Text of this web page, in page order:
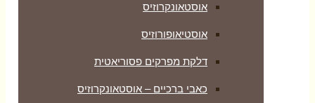
אוסטאונקרוזיס
אוסטיאופורוזיס
דלקת מפרקים פסוריאטית
כאבי ברכיים – אוסטאונקרוזיס